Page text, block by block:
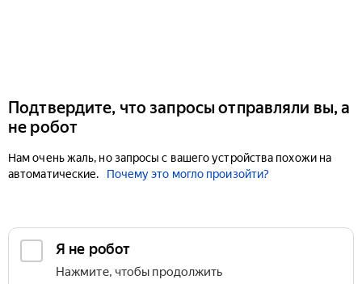
Подтвердите, что запросы отправляли вы, а
не робот
Нам очень жаль, но запросы с вашего устройства похожи на
автоматические.
Почему это могло произойти?